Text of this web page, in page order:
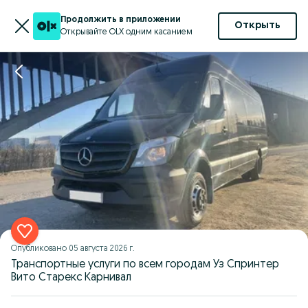
Продолжить в приложении
Открывайте OLX одним касанием
Открыть
Опубликовано 05 августа 2026 г.
Транспортные услуги по всем городам Уз Спринтер
Вито Старекс Карнивал